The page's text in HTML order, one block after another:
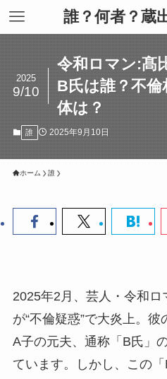
誰？何者？蔵
令和ロマン:髙
B氏は誰？不
体は？
2025
9/10
誰 2025年9月10日
ホーム 誰
2025年2月、芸人・令和
が“不倫疑惑”で大炎上。
A子の元夫、通称「B氏」
ています。しかし、この